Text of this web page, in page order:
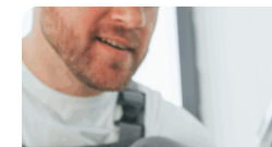
A VENDRE